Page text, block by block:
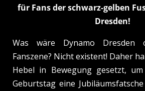
für Fans der schwarz-gelben
Dresden!
Was wäre Dynamo Dresden
Fanszene? Nicht existent! Daher
Hebel in Bewegung gesetzt,
Geburtstag eine